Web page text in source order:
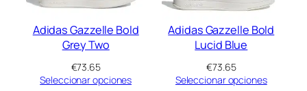
Adidas Gazzelle Bold
Grey Two
€73.65
Seleccionar opciones
Adidas Gazzelle Bold
Lucid Blue
€73.65
Seleccionar opciones